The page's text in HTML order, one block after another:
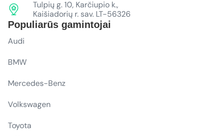
Tulpių g. 10, Karčiupio k.,
Kaišiadorių r. sav. LT-56326
Populiarūs gamintojai
Audi
BMW
Mercedes-Benz
Volkswagen
Toyota